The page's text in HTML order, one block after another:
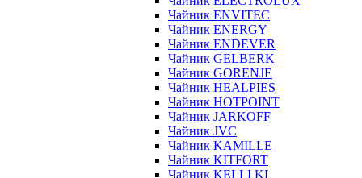
Чайник ENVITEC
Чайник ENERGY
Чайник ENDEVER
Чайник GELBERK
Чайник GORENJE
Чайник HEALPIES
Чайник HOTPOINT
Чайник JARKOFF
Чайник JVC
Чайник KAMILLE
Чайник KITFORT
Чайник KELLI KL